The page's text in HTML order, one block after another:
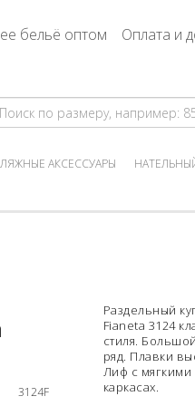
бельё оптом Оплата и
АКСЕССУАРЫ
3124F
Раздельный
Fianeta 3124
стиля.
ряд. Плавки
Лиф с
каркасах.